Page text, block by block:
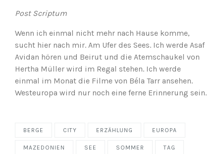
Post Scriptum
Wenn ich einmal nicht mehr nach Hause komme,
sucht hier nach mir. Am Ufer des Sees. Ich werde Asaf
Avidan hören und Beirut und die Atemschaukel von
Hertha Müller wird im Regal stehen. Ich werde
einmal im Monat die Filme von Béla Tarr ansehen.
Westeuropa wird nur noch eine ferne Erinnerung sein.
BERGE CITY ERZÄHLUNG EUROPA
MAZEDONIEN SEE SOMMER TAG